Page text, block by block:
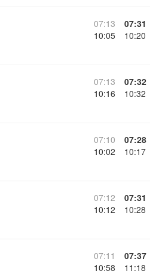
07:13 07:31
10:05
10:20
07:13 07:32
10:16
10:32
07:10 07:28
10:02
10:17
07:12 07:31
10:12
10:28
07:11 07:37
10:58
11:18